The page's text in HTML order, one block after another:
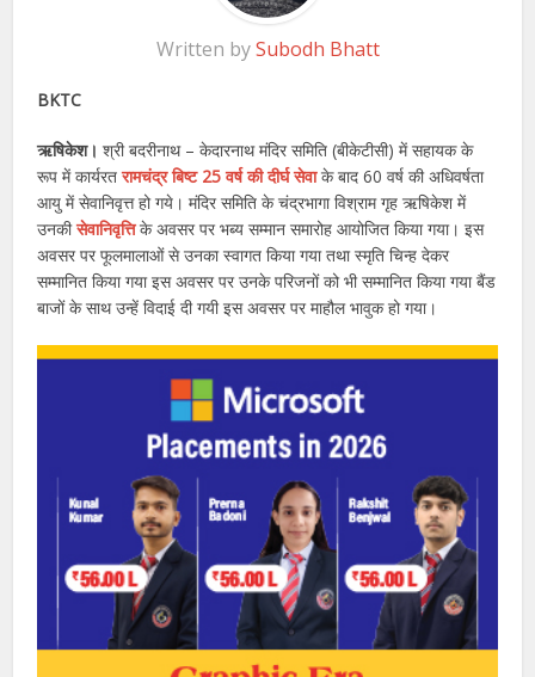
Written bySubodh Bhatt
BKTC
ऋषिकेश।श्री बदरीनाथ – केदारनाथ मंदिर समिति (बीकेटीसी) में सहायक के
रूप में कार्यरतरामचंद्र बिष्ट 25 वर्ष की दीर्घ सेवाके बाद 60 वर्ष की अधिवर्षता
आयु में सेवानिवृत्त हो गये। मंदिर समिति के चंद्रभागा विश्राम गृह ऋषिकेश में
उनकीसेवानिवृत्तिके अवसर पर भब्य सम्मान समारोह आयोजित किया गया। इस
अवसर पर फूलमालाओं से उनका स्वागत किया गया तथा स्मृति चिन्ह देकर
सम्मानित किया गया इस अवसर पर उनके परिजनों को भी सम्मानित किया गया बैंड
बाजों के साथ उन्हें विदाई दी गयी इस अवसर पर माहौल भावुक हो गया।